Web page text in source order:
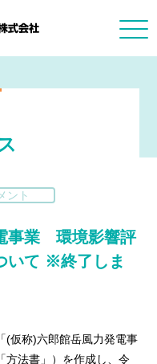
ント
事業 環境影響評
いて ※終了しま
(仮称)六郎館岳風力発電事
法書」）を作成し、令